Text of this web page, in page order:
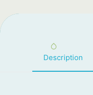
Description